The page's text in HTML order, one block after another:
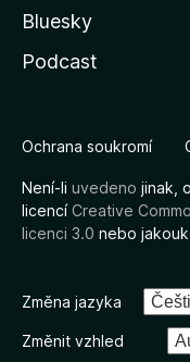
Bluesky
Podcast
Ochrana soukromí
Není-li uvedeno jinak,
licencíCreative
licenci 3.0 nebo
Změna jazyka
Změnit vzhled